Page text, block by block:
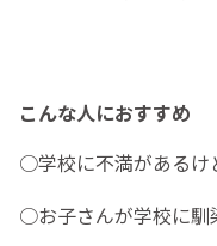
こんな人におすすめ
○学校に不満があるけ
○お子さんが学校に馴